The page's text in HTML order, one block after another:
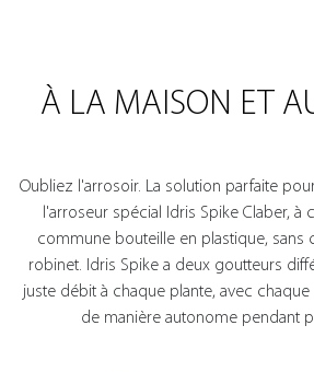
À LA MAISON ET
Oubliez l'arrosoir. La solution parfaite
l'arroseur spécial Idris Spike Claber, à
commune bouteille en plastique, sans
robinet. Idris Spike a deux goutteurs
juste débit à chaque plante, avec
de manière autonome pendant